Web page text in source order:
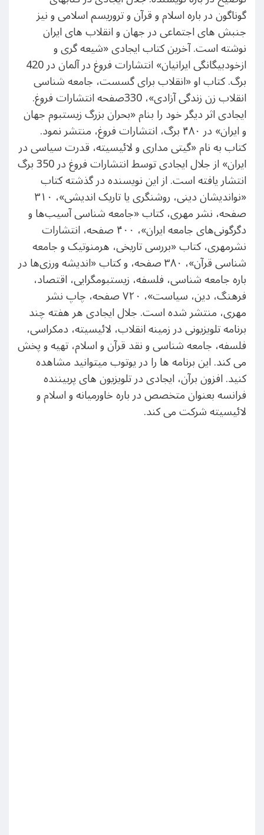
گوناگون در باره اسلام و قرآن و تروریسم اسلامی و نیز
جنبش های اجتماعی در جهان و انقلاب های ایران
نوشته است. آخرین کتاب ایجادی «شیعه گری و
ازخودبیگانگی ایرانیان» انتشارات فروغ در آلمان در 420
برگ. کتاب او «انقلاب برای گسست، جامعه شناسی
انقلاب زن زندگی آزادی»، 330صفحه انتشارات فروغ.
ایجادی اثر دیگر خود را بنام «بحران بزرگ زیستبوم جهان
و ایران» در ۴۸۰ برگ، انتشارات فروغ، منتشر نمود.
کتاب به نام «گیتی مداری و لائیسیته، قدرت سیاسی در
ایران» از جلال ایجادی توسط انتشارات فروغ در 350 برگ
انتشار یافته است. از این نویسنده در گذشته کتاب
«نواندیشان دینی، روشنگری یا تاریک اندیشی»، ۳۱۰
صفحه، نشر مهری، کتاب «جامعه شناسی آسیب‌ها و
دگرگونی‌های جامعه ایران»، ۴۰۰ صفحه، انتشارات
نشرمهری، کتاب «بررسی تاریخی، هرمنوتیک و جامعه
شناسی قرآن»، ۳۸۰ صفحه، و کتاب «اندیشه ورزی‌ها در
باره جامعه شناسی، فلسفه، زیستبومگرایی، اقتصاد،
فرهنگ، دین، سیاست»، ۷۲۰ صفحه، چاپ نشر
مهری، منتشر شده است. جلال ایجادی هر هفته چند
برنامه تلویزیونی در زمینه انقلاب، لائیسیته، دمکراسی،
فلسفه، جامعه شناسی و نقد قرآن و اسلام، تهیه و پخش
می کند. این برنامه ها را در یوتوب میتوانید مشاهده
کنید. افزون برآن، ایجادی در تلویزیون های پربیننده
فرانسه بعنوان متخصص در باره خاورمیانه و اسلام و
لائیسیته شرکت می کند.